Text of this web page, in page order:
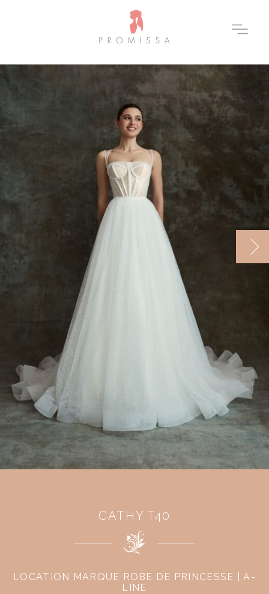
CATHY T40
LOCATION MARQUE ROBE DE PRINCESSE | A-
LINE